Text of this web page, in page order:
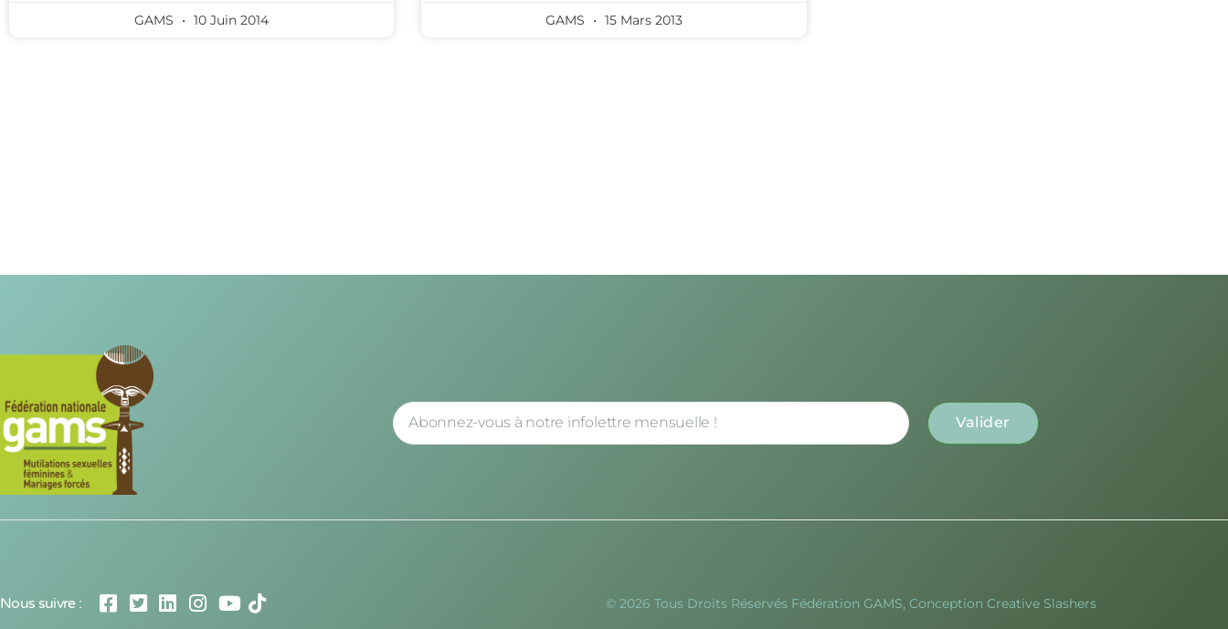
GAMS 10 Juin 2014 GAMS 15 Mars 2013
Nous suivre : © 2026 Tous Droits Réservés Fédération GAMS, Conception Creative Slashers